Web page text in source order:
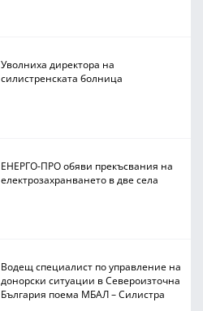
Уволниха директора на
силистренската болница
ЕНЕРГО-ПРО обяви прекъсвания на
електрозахранването в две села
Водещ специалист по управление на
донорски ситуации в Североизточна
България поема МБАЛ – Силистра